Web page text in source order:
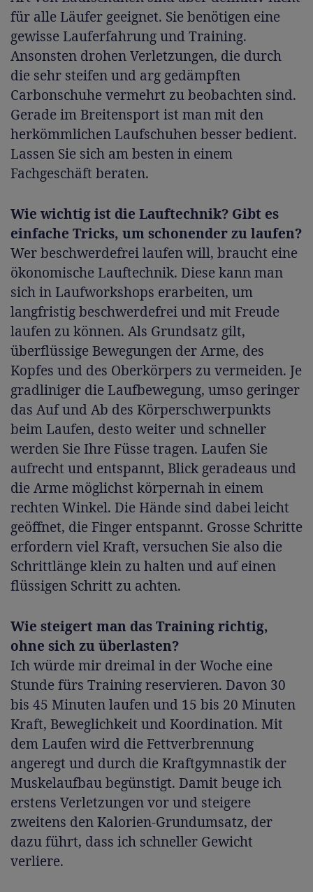
für alle Läufer geeignet. Sie benötigen eine
gewisse Lauferfahrung und Training.
Ansonsten drohen Verletzungen, die durch
die sehr steifen und arg gedämpften
Carbonschuhe vermehrt zu beobachten sind.
Gerade im Breitensport ist man mit den
herkömmlichen Laufschuhen besser bedient.
Lassen Sie sich am besten in einem
Fachgeschäft beraten.
Wie wichtig ist die Lauftechnik? Gibt es
einfache Tricks, um schonender zu laufen?
Wer beschwerdefrei laufen will, braucht eine
ökonomische Lauftechnik. Diese kann man
sich in Laufworkshops erarbeiten, um
langfristig beschwerdefrei und mit Freude
laufen zu können. Als Grundsatz gilt,
überflüssige Bewegungen der Arme, des
Kopfes und des Oberkörpers zu vermeiden. Je
gradliniger die Laufbewegung, umso geringer
das Auf und Ab des Körperschwerpunkts
beim Laufen, desto weiter und schneller
werden Sie Ihre Füsse tragen. Laufen Sie
aufrecht und entspannt, Blick geradeaus und
die Arme möglichst körpernah in einem
rechten Winkel. Die Hände sind dabei leicht
geöffnet, die Finger entspannt. Grosse Schritte
erfordern viel Kraft, versuchen Sie also die
Schrittlänge klein zu halten und auf einen
flüssigen Schritt zu achten.
Wie steigert man das Training richtig,
ohne sich zu überlasten?
Ich würde mir dreimal in der Woche eine
Stunde fürs Training reservieren. Davon 30
bis 45 Minuten laufen und 15 bis 20 Minuten
Kraft, Beweglichkeit und Koordination. Mit
dem Laufen wird die Fettverbrennung
angeregt und durch die Kraftgymnastik der
Muskelaufbau begünstigt. Damit beuge ich
erstens Verletzungen vor und steigere
zweitens den Kalorien-Grundumsatz, der
dazu führt, dass ich schneller Gewicht
verliere.